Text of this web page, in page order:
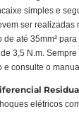
simples e
ser realizadas
até 35mm²
3,5 N.m.
consulte o
elétricos